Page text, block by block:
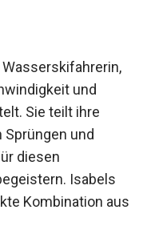
und
Sie teilt ihre
Sprüngen und
diesen
Isabels
Kombination aus